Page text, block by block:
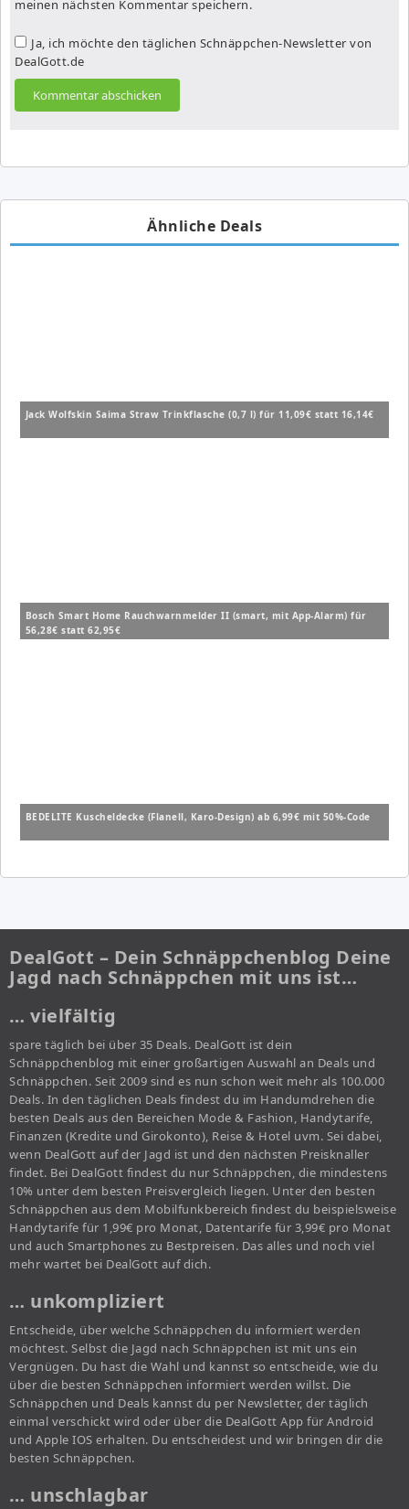
meinen nächsten Kommentar speichern.
Ja, ich möchte den täglichen Schnäppchen-Newsletter von
DealGott.de
Ähnliche Deals
Jack Wolfskin Saima Straw Trinkflasche (0,7 l) für 11,09€ statt 16,14€
Bosch Smart Home Rauchwarnmelder II (smart, mit App-Alarm) für
56,28€ statt 62,95€
BEDELITE Kuscheldecke (Flanell, Karo-Design) ab 6,99€ mit 50%-Code
DealGott – Dein Schnäppchenblog Deine
Jagd nach Schnäppchen mit uns ist…
… vielfältig
spare täglich bei über 35 Deals. DealGott ist dein
Schnäppchenblog mit einer großartigen Auswahl an Deals und
Schnäppchen. Seit 2009 sind es nun schon weit mehr als 100.000
Deals. In den täglichen Deals findest du im Handumdrehen die
besten Deals aus den Bereichen Mode & Fashion, Handytarife,
Finanzen (Kredite und Girokonto), Reise & Hotel uvm. Sei dabei,
wenn DealGott auf der Jagd ist und den nächsten Preisknaller
findet. Bei DealGott findest du nur Schnäppchen, die mindestens
10% unter dem besten Preisvergleich liegen. Unter den besten
Schnäppchen aus dem Mobilfunkbereich findest du beispielsweise
Handytarife für 1,99€ pro Monat, Datentarife für 3,99€ pro Monat
und auch Smartphones zu Bestpreisen. Das alles und noch viel
mehr wartet bei DealGott auf dich.
… unkompliziert
Entscheide, über welche Schnäppchen du informiert werden
möchtest. Selbst die Jagd nach Schnäppchen ist mit uns ein
Vergnügen. Du hast die Wahl und kannst so entscheide, wie du
über die besten Schnäppchen informiert werden willst. Die
Schnäppchen und Deals kannst du per Newsletter, der täglich
einmal verschickt wird oder über die DealGott App für Android
und Apple IOS erhalten. Du entscheidest und wir bringen dir die
besten Schnäppchen.
… unschlagbar